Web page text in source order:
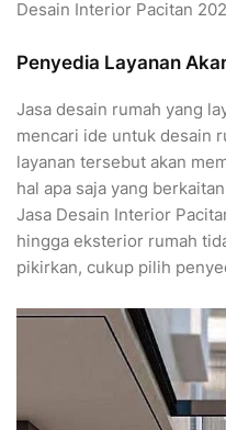
Desain Interior Pacitan
Penyedia Layanan
Jasa desain rumah yang
mencari ide untuk desain
layanan tersebut akan
hal apa saja yang
Jasa Desain Interior
hingga eksterior rumah
pikirkan, cukup pilih